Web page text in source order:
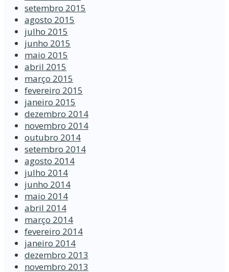
setembro 2015
agosto 2015
julho 2015
junho 2015
maio 2015
abril 2015
março 2015
fevereiro 2015
janeiro 2015
dezembro 2014
novembro 2014
outubro 2014
setembro 2014
agosto 2014
julho 2014
junho 2014
maio 2014
abril 2014
março 2014
fevereiro 2014
janeiro 2014
dezembro 2013
novembro 2013